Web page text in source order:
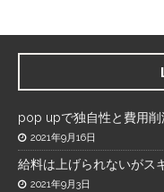
pop upで独自性と費用削
2021年9月16日
給料は上げられないがス
2021年9月3日